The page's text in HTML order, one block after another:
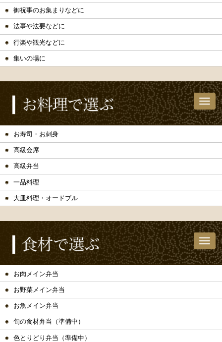
御祝事のお集まりなどに
法事や法要などに
行楽や観光などに
集いの場に
お寿司・お刺身
高級会席
高級弁当
一品料理
大皿料理・オードブル
お肉メイン弁当
お野菜メイン弁当
お魚メイン弁当
旬の食材弁当（準備中）
色とりどり弁当（準備中）